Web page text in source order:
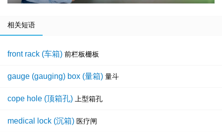
相关短语
front rack (车箱) 前栏板栅板
gauge (gauging) box (量箱) 量斗
cope hole (顶箱孔) 上型箱孔
medical lock (沉箱) 医疗闸